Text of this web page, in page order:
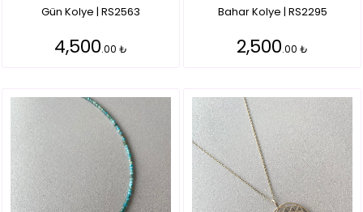
Gün Kolye | RS2563
4,500.00 ₺
Bahar Kolye | RS2295
2,500.00 ₺